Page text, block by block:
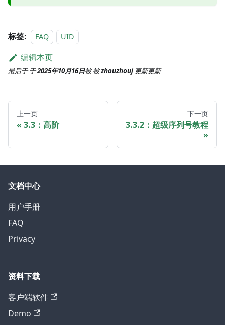
标签: FAQ UID
编辑本页
最后于于2025年10月16日被被zhouzhouj更新更新
上一页
3.3：高阶
下一页
3.3.2：超级序列号教程
文档中心
用户手册
FAQ
Privacy
资料下载
客户端软件
Demo